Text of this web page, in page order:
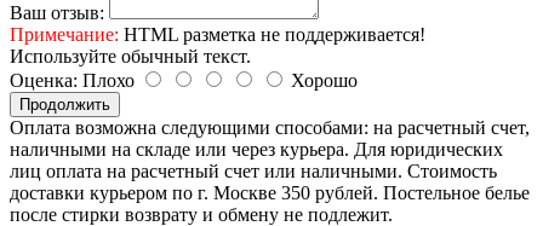
Ваш отзыв:
Примечание: HTML разметка не поддерживается!
Используйте обычный текст.
Оценка: Плохо Хорошо
Продолжить
Оплата возможна следующими способами: на расчетный счет,
наличными на складе или через курьера. Для юридических
лиц оплата на расчетный счет или наличными. Стоимость
доставки курьером по г. Москве 350 рублей. Постельное белье
после стирки возврату и обмену не подлежит.